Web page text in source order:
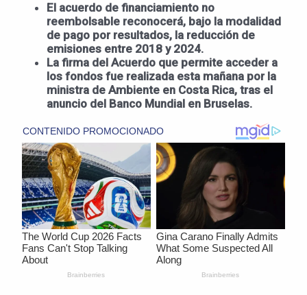
El acuerdo de financiamiento no
reembolsable reconocerá, bajo la modalidad
de pago por resultados, la reducción de
emisiones entre 2018 y 2024.
La firma del Acuerdo que permite acceder a
los fondos fue realizada esta mañana por la
ministra de Ambiente en Costa Rica, tras el
anuncio del Banco Mundial en Bruselas.